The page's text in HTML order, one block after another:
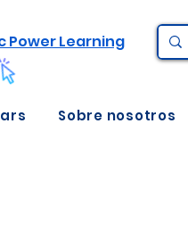
Power Learning
Sobre nosotros